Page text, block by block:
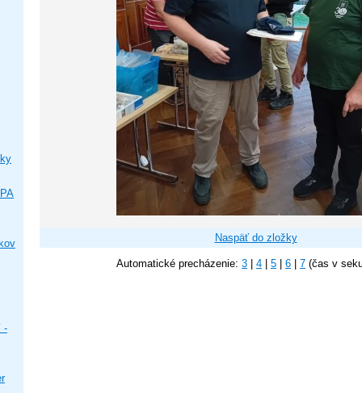
Naspäť do zložky
Automatické precházenie: 3 4 5 6 7 (čas v
-